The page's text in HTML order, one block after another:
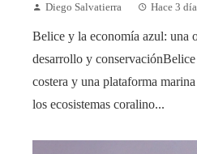
Diego Salvatierra Hace 3
Belice y la economía azul: una
desarrollo y
costera y una plataforma
los ecosistemas coralino...